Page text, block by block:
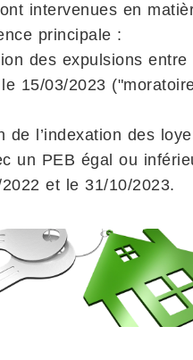
intervenues en
principale :
des expulsions entre
15/03/2023
de l’indexation des
un PEB égal ou
et le 31/10/2023.